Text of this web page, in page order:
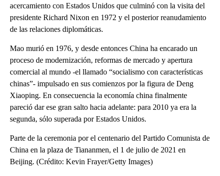
acercamiento con Estados Unidos que culminó con la visita del
presidente Richard Nixon en 1972 y el posterior reanudamiento
de las relaciones diplomáticas.
Mao murió en 1976, y desde entonces China ha encarado un
proceso de modernización, reformas de mercado y apertura
comercial al mundo -el llamado “socialismo con características
chinas”- impulsado en sus comienzos por la figura de Deng
Xiaoping. En consecuencia la economía china finalmente
pareció dar ese gran salto hacia adelante: para 2010 ya era la
segunda, sólo superada por Estados Unidos.
Parte de la ceremonia por el centenario del Partido Comunista de
China en la plaza de Tiananmen, el 1 de julio de 2021 en
Beijing. (Crédito: Kevin Frayer/Getty Images)